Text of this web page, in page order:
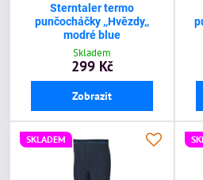
Sterntaler termo
punčocháčky ,,Hvězdy,,
modré blue
Skladem
299 Kč
Zobrazit
SKLADEM